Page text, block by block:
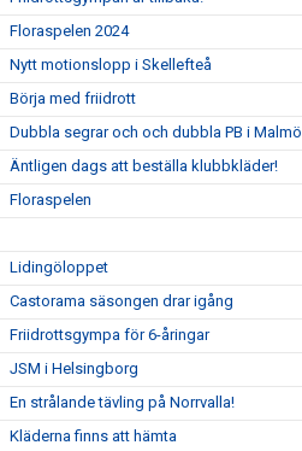
Floraspelen 2024
Nytt motionslopp i Skellefteå
Börja med friidrott
Dubbla segrar och och dubbla PB i Malmö
Äntligen dags att beställa klubbkläder!
Floraspelen
Lidingöloppet
Castorama säsongen drar igång
Friidrottsgympa för 6-åringar
JSM i Helsingborg
En strålande tävling på Norrvalla!
Kläderna finns att hämta